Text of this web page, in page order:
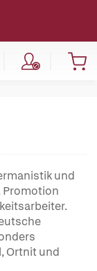
und
Promotion
Ortnit und